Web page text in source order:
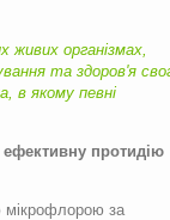
живих організмах,
та здоров'я
в якому певні
протидію
мікрофлорою за